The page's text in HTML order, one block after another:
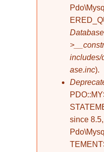
includes/
ase.inc).
since